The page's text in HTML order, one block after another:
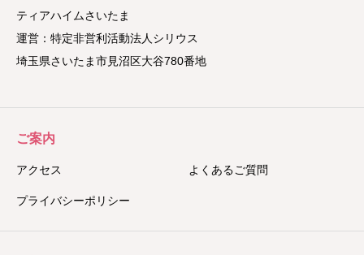
ティアハイムさいたま
運営：特定非営利活動法人シリウス
埼玉県さいたま市見沼区大谷780番地
ご案内
アクセス よくあるご質問
プライバシーポリシー